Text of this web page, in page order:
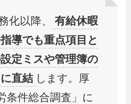
化以降、
有給休暇
導でも重点項目と
定ミスや管理簿の
直結 します。厚
条件総合調査」に